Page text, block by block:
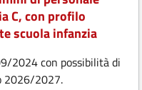
C, con profilo
scuola infanzia
2024 con possibilità di
2026/2027.